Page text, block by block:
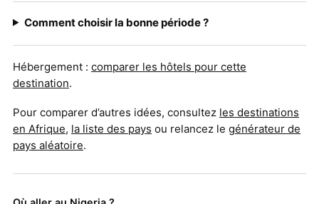
Comment choisir la bonne période ?
Hébergement : comparer les hôtels pour cette
destination.
Pour comparer d’autres idées, consultez les destinations
en Afrique, la liste des pays ou relancez le générateur de
pays aléatoire.